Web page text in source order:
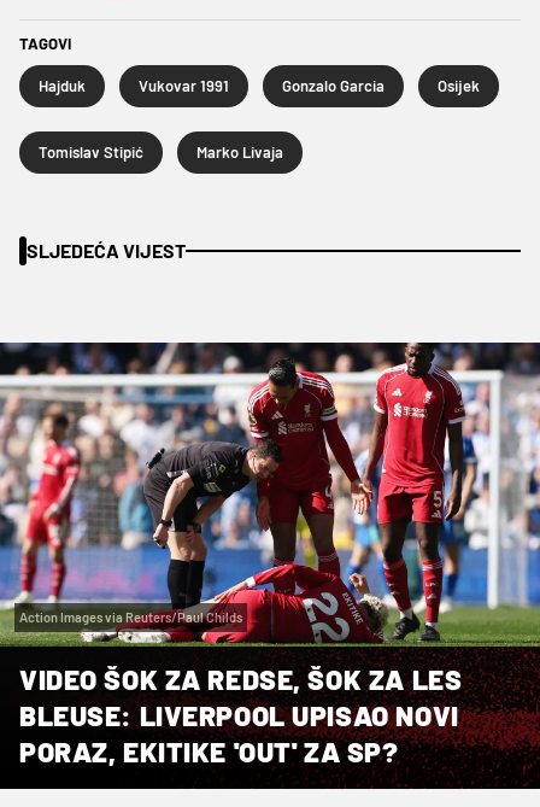
TAGOVI
Hajduk Vukovar 1991 Gonzalo Garcia Osijek
Tomislav Stipić Marko Livaja
SLJEDEĆA VIJEST
Action Images via Reuters/Paul Childs
VIDEO ŠOK ZA REDSE, ŠOK ZA LES
BLEUSE: LIVERPOOL UPISAO NOVI
PORAZ, EKITIKE 'OUT' ZA SP?